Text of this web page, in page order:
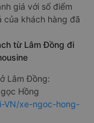
giá với số điểm
khách hàng đã
từ Lâm Đồng đi
Lâm Đồng:
Hồng
VN/xe-ngoc-hong-